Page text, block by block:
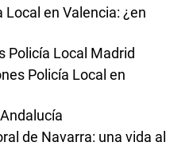
en Valencia: ¿en
Policía Local Madrid
Policía Local en
de Navarra: una vida al